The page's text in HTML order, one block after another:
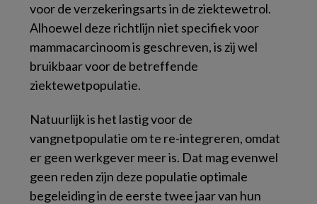
voor de verzekeringsarts in de ziektewetrol.
Alhoewel deze richtlijn niet specifiek voor
mammacarcinoom is geschreven, is zij wel
bruikbaar voor de betreffende
ziektewetpopulatie.
Natuurlijk is het lastig voor de
vangnetpopulatie om te re-integreren, omdat
er geen werkgever meer is. Dat mag evenwel
geen reden zijn deze populatie optimale
begeleiding in de eerste twee jaar van hun